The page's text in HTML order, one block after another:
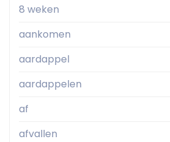
8 weken
aankomen
aardappel
aardappelen
af
afvallen